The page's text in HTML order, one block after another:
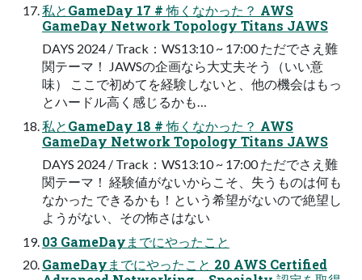
私とGameDay 17 # 怖くなかった？ AWS
GameDay Network Topology Titans JAWS
DAYS 2024 / Track：WS13:10 ~ 17:00 ただでさえ難
関テーマ！ JAWSの企画なら⼤丈夫そう（いい意
味） ここで初めてを経験しないと、他の機会はもっ
とハードル⾼く感じるかも…
私とGameDay 18 # 怖くなかった？ AWS
GameDay Network Topology Titans JAWS
DAYS 2024 / Track：WS13:10 ~ 17:00 ただでさえ難
関テーマ！ 経験値がないからこそ、失うものは何も
なかった できるかも！という希望がないので絶望し
ようがない、その怖さはない
03 GameDayまでにやったこと
GameDayまでにやったこと 20 AWS Certified